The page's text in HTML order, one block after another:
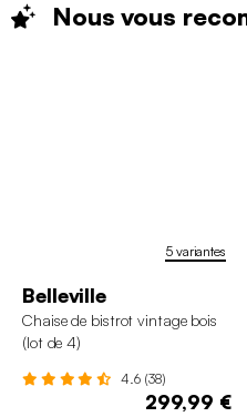
Nous vous
5 variantes
Belleville
Chaise de bistrot vintage bois
(lot de 4)
4.6 (38)
299,99 €